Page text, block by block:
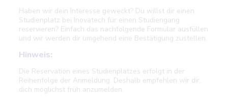
Haben wir dein Interesse geweckt? Du willst dir einen
Studienplatz bei Inovatech für einen Studiengang
reservieren? Einfach das nachfolgende Formular ausfüllen
und wir werden dir umgehend eine Bestätigung zustellen.
Hinweis:
Die Reservation eines Studienplatzes erfolgt in der
Reihenfolge der Anmeldung. Deshalb empfehlen wir dir,
dich möglichst früh anzumelden.